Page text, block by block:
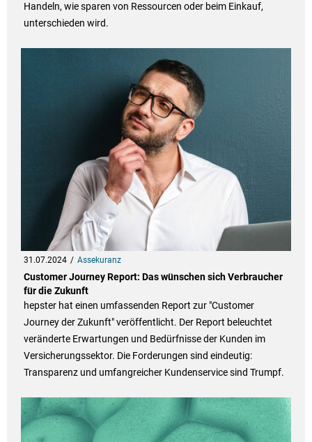
Handeln, wie sparen von Ressourcen oder beim Einkauf,
unterschieden wird.
31.07.2024 Assekuranz
Customer Journey Report: Das wünschen sich Verbraucher
für die Zukunft
hepster hat einen umfassenden Report zur "Customer
Journey der Zukunft" veröffentlicht. Der Report beleuchtet
veränderte Erwartungen und Bedürfnisse der Kunden im
Versicherungssektor. Die Forderungen sind eindeutig:
Transparenz und umfangreicher Kundenservice sind Trumpf.